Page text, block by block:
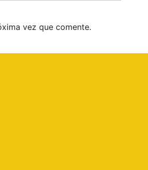
vez que comente.